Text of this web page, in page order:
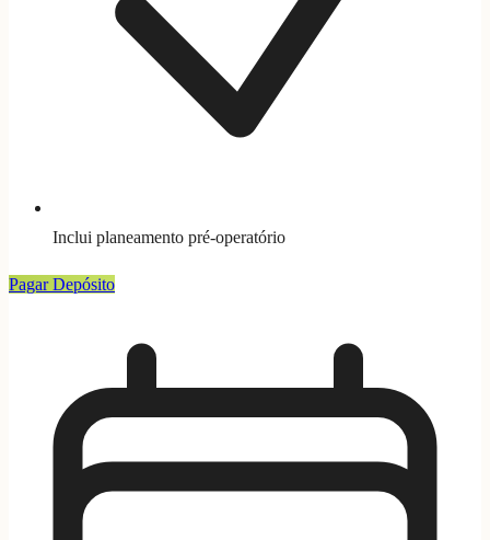
Inclui planeamento pré-operatório
Pagar Depósito